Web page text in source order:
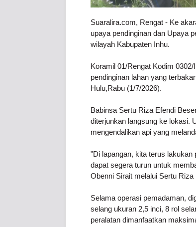
Suaralira.com, Rengat - Ke
upaya pendinginan dan Upaya
wilayah Kabupaten Inhu.
Koramil 01/Rengat Kodim
pendinginan lahan yang
Hulu,Rabu (1/7/2026).
Babinsa Sertu Riza Efendi
diterjunkan langsung ke lokasi.
mengendalikan api yang
"Di lapangan, kita terus lakukan
dapat segera turun untuk
Obenni Sirait melalui Sertu Riza
Selama operasi pemadaman,
selang ukuran 2,5 inci, 8 rol
peralatan dimanfaatkan